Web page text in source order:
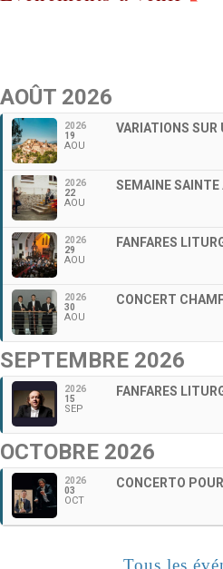
AOÛT 2026
2026
19
AOU
VARIATIONS SUR
2026
22
AOU
SEMAINE SAINTE
2026
29
AOU
FANFARES
2026
30
AOU
CONCERT
SEPTEMBRE 2026
2026
15
SEP
FANFARES
OCTOBRE 2026
2026
03
OCT
CONCERTO
Tous les